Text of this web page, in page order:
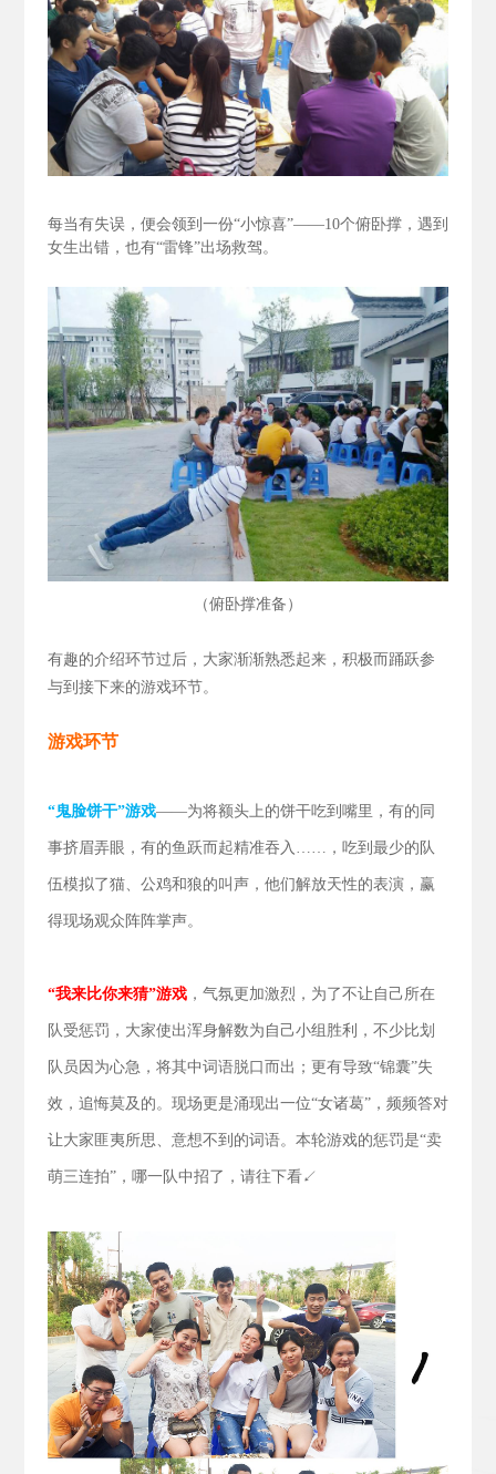
每当有失误，便会领到一份“小惊喜”——10个俯卧撑，遇到
女生出错，也有“雷锋”出场救驾。
（俯卧撑准备 ）
有趣的介绍环节过后，大家渐渐熟悉起来，积极而踊跃参
与到接下来的游戏环节。
游戏环节
“鬼脸饼干”游戏——为将额头上的饼干吃到嘴里，有的同
事挤眉弄眼，有的鱼跃而起精准吞入……，吃到最少的队
伍模拟了猫、公鸡和狼的叫声，他们解放天性的表演，赢
得现场观众阵阵掌声。
“我来比你来猜”游戏，气氛更加激烈，为了不让自己所在
队受惩罚，大家使出浑身解数为自己小组胜利，不少比划
队员因为心急，将其中词语脱口而出；更有导致“锦囊”失
效，追悔莫及的。现场更是涌现出一位“女诸葛”，频频答对
让大家匪夷所思、意想不到的词语。本轮游戏的惩罚是“卖
萌三连拍”，哪一队中招了，请往下看↙